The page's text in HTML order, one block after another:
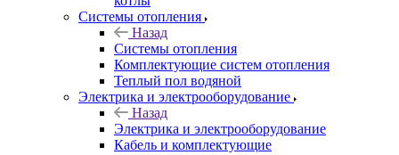
Системы отопления
Назад
Системы отопления
Комплектующие систем отопления
Теплый пол водяной
Электрика и электрооборудование
Назад
Электрика и электрооборудование
Кабель и комплектующие